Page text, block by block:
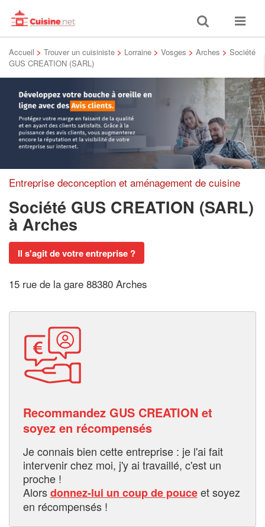
Toggle
search
Toggle
Accueil > Trouver un cuisiniste > Lorraine > Vosges > Arches > Société
GUS CREATION (SARL)
Entreprise deconception et aménagement de cuisine
Société GUS CREATION (SARL)
à Arches
Il s'agit de votre entreprise ?
15 rue de la gare 88380 Arches
Recommandez GUS CREATION et
soyez en récompensés
Je connais bien cette entreprise : je l'ai fait
intervenir chez moi, j'y ai travaillé, c'est un
proche !
Alorsdonnez-lui un coup de pouceet soyez
en récompensés !